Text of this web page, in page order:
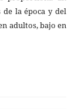
de la época y del
adultos, bajo en